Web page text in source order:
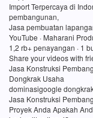
Import Terpercaya di
pembangunan,
Jasa pembuatan
YouTube · Maharani
1,2 rb+ penayangan · 1
Share your videos with
Jasa Konstruksi
Dongkrak Usaha
dominasigoogle
Jasa Konstruksi
Proyek Anda Apakah